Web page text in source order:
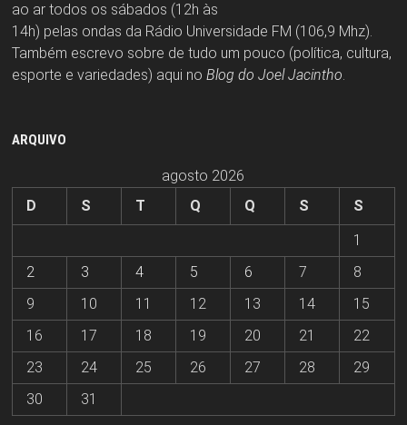
ao ar todos os sábados (12h às
14h) pelas ondas da Rádio Universidade FM (106,9 Mhz).
Também escrevo sobre de tudo um pouco (política, cultura,
esporte e variedades) aqui no Blog do Joel Jacintho.
ARQUIVO
agosto 2026
D
S T Q Q S
S
1
2
3 4 5 6 7
8
9
10 11 12 13 14
15
16
17 18 19 20 21
22
23
24 25 26 27 28
29
30
31